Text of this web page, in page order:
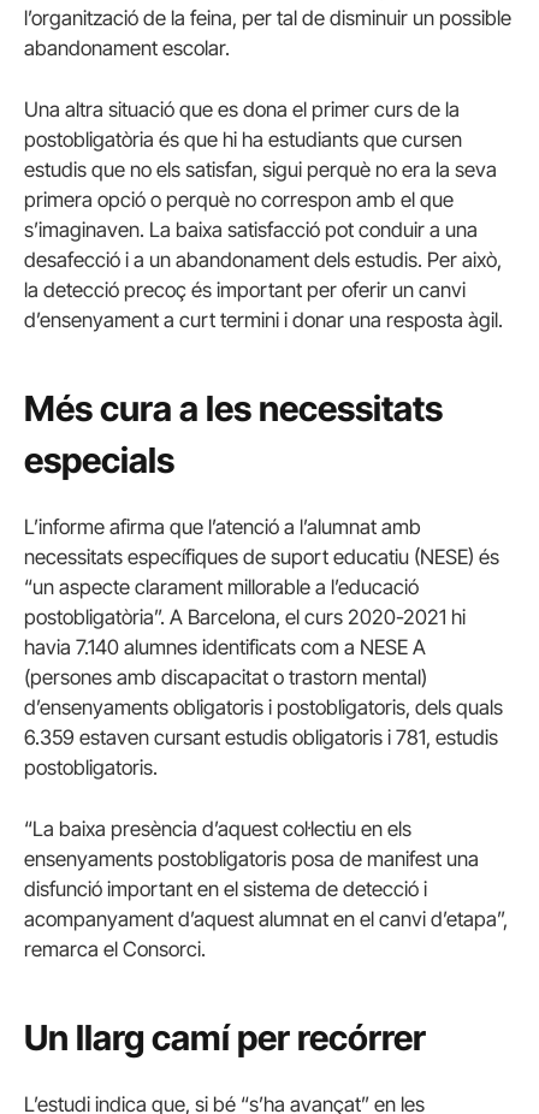
l’organització de la feina, per tal de disminuir un possible
abandonament escolar.
Una altra situació que es dona el primer curs de la
postobligatòria és que hi ha estudiants que cursen
estudis que no els satisfan, sigui perquè no era la seva
primera opció o perquè no correspon amb el que
s’imaginaven. La baixa satisfacció pot conduir a una
desafecció i a un abandonament dels estudis. Per això,
la detecció precoç és important per oferir un canvi
d’ensenyament a curt termini i donar una resposta àgil.
Més cura a les necessitats
especials
L’informe afirma que l’atenció a l’alumnat amb
necessitats específiques de suport educatiu (NESE) és
“un aspecte clarament millorable a l’educació
postobligatòria”. A Barcelona, el curs 2020-2021 hi
havia 7.140 alumnes identificats com a NESE A
(persones amb discapacitat o trastorn mental)
d’ensenyaments obligatoris i postobligatoris, dels quals
6.359 estaven cursant estudis obligatoris i 781, estudis
postobligatoris.
“La baixa presència d’aquest col·lectiu en els
ensenyaments postobligatoris posa de manifest una
disfunció important en el sistema de detecció i
acompanyament d’aquest alumnat en el canvi d’etapa”,
remarca el Consorci.
Un llarg camí per recórrer
L’estudi indica que, si bé “s’ha avançat” en les